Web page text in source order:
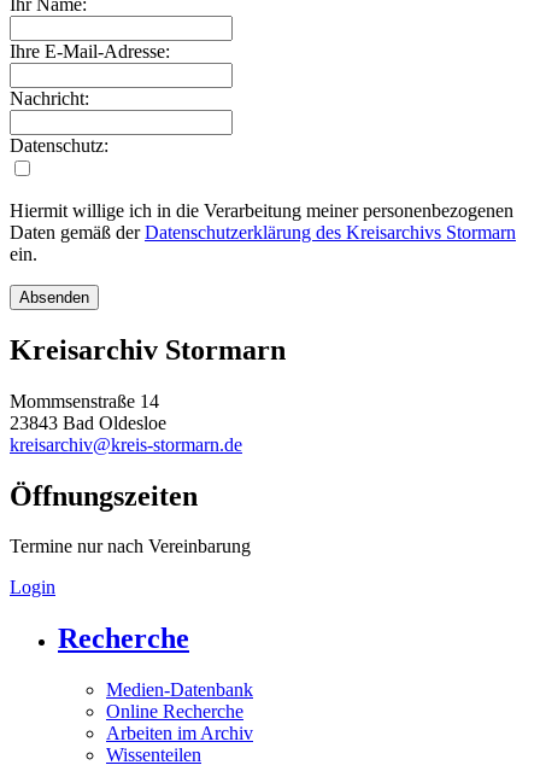
Ihre E-Mail-Adresse:
Nachricht:
Datenschutz:
Hiermit willige ich in die Verarbeitung meiner personenbezogenen
Daten gemäß derDatenschutzerklärung des Kreisarchivs Stormarn
ein.
Kreisarchiv Stormarn
Mommsenstraße 14
23843 Bad Oldesloe
kreisarchiv@kreis-stormarn.de
Öffnungszeiten
Termine nur nach Vereinbarung
Login
Recherche
Medien-Datenbank
Online Recherche
Arbeiten im Archiv
Wissenteilen